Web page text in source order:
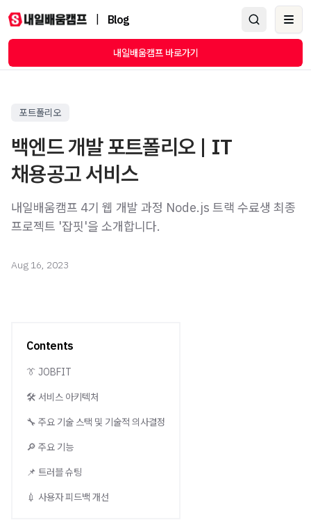
Blog
내일배움캠프 바로가기
포트폴리오
백엔드 개발 포트폴리오 | IT
채용공고 서비스
내일배움캠프 4기 웹 개발 과정 Node.js 트랙 수료생 최종
Aug 16, 2023
Contents
👔 JOBFIT
🛠️ 서비스 아키텍처
🔧 주요 기술 스택 및 기술적 의사결정
🔎 주요 기능
📌 트러블 슈팅
💉 사용자 피드백 개선